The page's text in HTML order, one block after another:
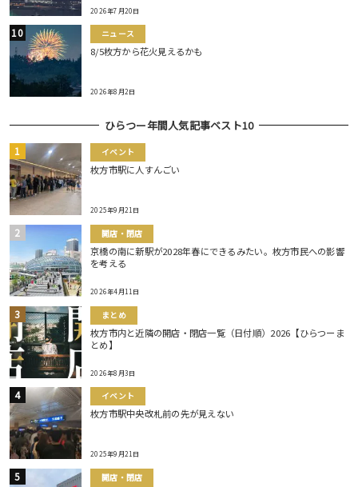
2026年7月20日
ニュース
8/5枚方から花火見えるかも
2026年8月2日
ひらつー年間人気記事ベスト10
イベント
枚方市駅に人すんごい
2025年9月21日
開店・閉店
京橋の南に新駅が2028年春にできるみたい。枚方市民への影響
を考える
2026年4月11日
まとめ
枚方市内と近隣の開店・閉店一覧（日付順）2026【ひらつーま
とめ】
2026年8月3日
イベント
枚方市駅中央改札前の先が見えない
2025年9月21日
開店・閉店